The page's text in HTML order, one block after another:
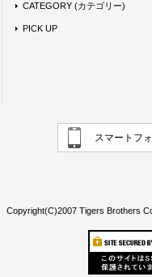
CATEGORY (カテゴリー)
PICK UP
スマートフ
Copyright(C)2007 Tigers Brothers